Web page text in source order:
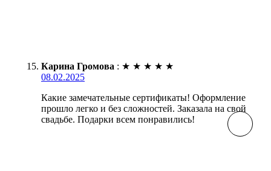
Карина Громова : ★ ★ ★ ★ ★
08.02.2025
Какие замечательные сертификаты! Оформление
прошло легко и без сложностей. Заказала на свой
свадьбе. Подарки всем понравились!